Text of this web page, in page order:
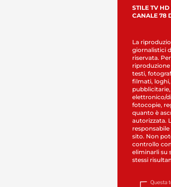
STILE TV
CANALE 78
La
giornalistici
riservata.
riproduzione
testi,
filmati, loghi,
elettronico/
fotocopie,
quanto è
autorizzata.
sito. Non
controllo
eliminarli su
stessi